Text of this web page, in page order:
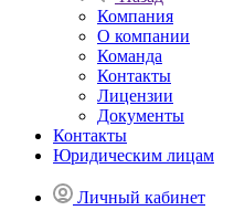
Компания
О компании
Команда
Контакты
Лицензии
Документы
Контакты
Юридическим лицам
Личный кабинет